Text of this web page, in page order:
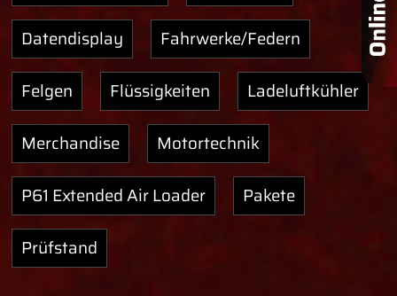
Datendisplay Fahrwerke/Federn
Felgen Flüssigkeiten Ladeluftkühler
Merchandise Motortechnik
P61 Extended Air Loader Pakete
Prüfstand